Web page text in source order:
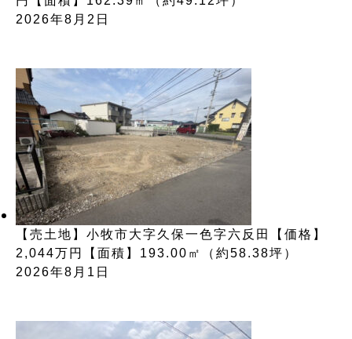
2026年8月2日
【売土地】小牧市大字久保一色字六反田【価格】
2,044万円【面積】193.00㎡（約58.38坪）
2026年8月1日